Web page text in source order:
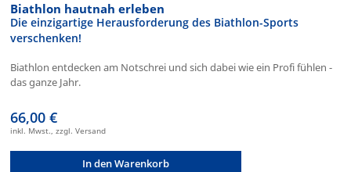
Biathlon hautnah erleben
Die einzigartige Herausforderung des Biathlon-Sports
verschenken!
Biathlon entdecken am Notschrei und sich dabei wie ein Profi fühlen -
das ganze Jahr.
66,00 €
inkl. Mwst., zzgl. Versand
In den Warenkorb